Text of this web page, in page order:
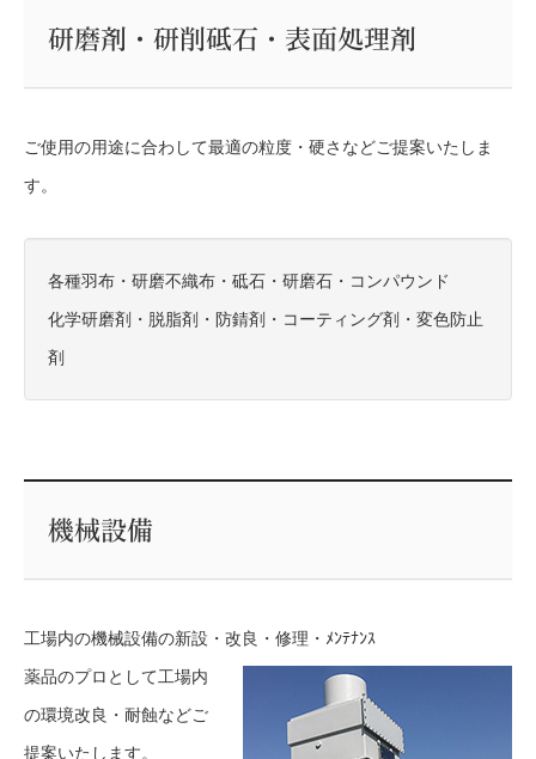
研磨剤・研削砥石・表面処理剤
ご使用の用途に合わして最適の粒度・硬さなどご提案いたしま
す。
各種羽布・研磨不織布・砥石・研磨石・コンパウンド
化学研磨剤・脱脂剤・防錆剤・コーティング剤・変色防止
剤
機械設備
工場内の機械設備の新設・改良・修理・ﾒﾝﾃﾅﾝｽ
薬品のプロとして工場内
の環境改良・耐蝕などご
提案いたします。